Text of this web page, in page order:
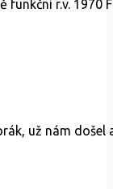
funkční r.v. 1970
už nám došel